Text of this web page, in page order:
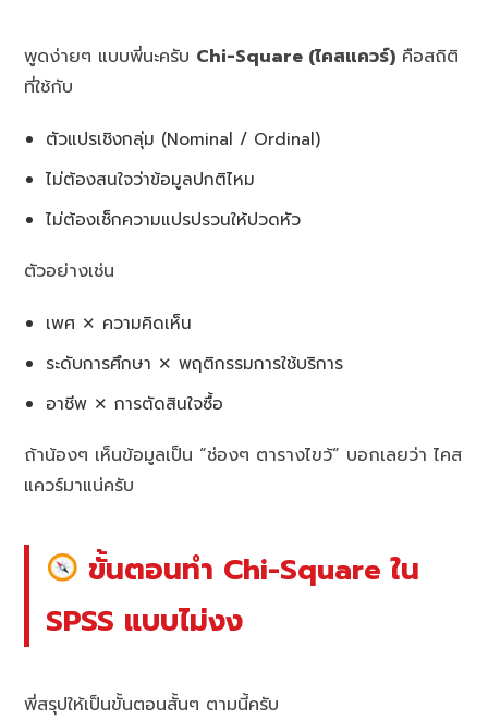
พูดง่ายๆ แบบพี่นะครับ Chi-Square (ไคสแควร์) คือสถิติ
ที่ใช้กับ
ตัวแปรเชิงกลุ่ม (Nominal / Ordinal)
ไม่ต้องสนใจว่าข้อมูลปกติไหม
ไม่ต้องเช็กความแปรปรวนให้ปวดหัว
ตัวอย่างเช่น
เพศ ✕ ความคิดเห็น
ระดับการศึกษา ✕ พฤติกรรมการใช้บริการ
อาชีพ ✕ การตัดสินใจซื้อ
ถ้าน้องๆ เห็นข้อมูลเป็น “ช่องๆ ตารางไขว้” บอกเลยว่า ไคส
แควร์มาแน่ครับ
ขั้นตอนทำ Chi-Square ใน
SPSS แบบไม่งง
พี่สรุปให้เป็นขั้นตอนสั้นๆ ตามนี้ครับ